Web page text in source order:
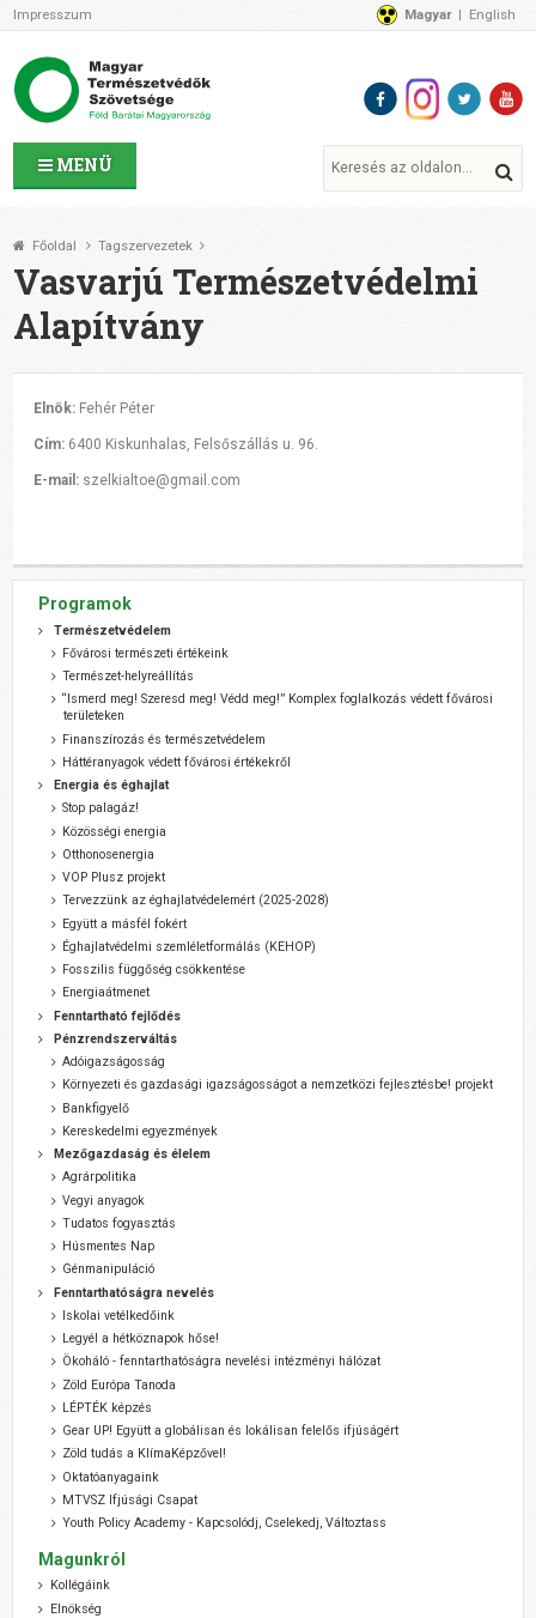
MENÜ
Impresszum Magyar English
Az MTVSZ-ről
Programok
MTVSZ ügyek és események
Tagszervezetek
Támogatóink
CSATLAKOZZ hozzánk!
Elérhetőségeink
Támogatás
Főoldal Tagszervezetek
Vasvarjú Természetvédelmi
Alapítvány
Elnök: Fehér Péter
Cím: 6400 Kiskunhalas, Felsőszállás u. 96.
E-mail: szelkialtoe@gmail.com
Programok
Természetvédelem
Fővárosi természeti értékeink
Természet-helyreállítás
“Ismerd meg! Szeresd meg! Védd meg!” Komplex foglalkozás védett fővárosi
területeken
Finanszírozás és természetvédelem
Háttéranyagok védett fővárosi értékekről
Energia és éghajlat
Stop palagáz!
Közösségi energia
Otthonosenergia
VOP Plusz projekt
Tervezzünk az éghajlatvédelemért (2025-2028)
Együtt a másfél fokért
Éghajlatvédelmi szemléletformálás (KEHOP)
Fosszilis függőség csökkentése
Energiaátmenet
Fenntartható fejlődés
Pénzrendszerváltás
Adóigazságosság
Környezeti és gazdasági igazságosságot a nemzetközi fejlesztésbe! projekt
Bankfigyelő
Kereskedelmi egyezmények
Mezőgazdaság és élelem
Agrárpolitika
Vegyi anyagok
Tudatos fogyasztás
Húsmentes Nap
Génmanipuláció
Fenntarthatóságra nevelés
Iskolai vetélkedőink
Legyél a hétköznapok hőse!
Ökoháló - fenntarthatóságra nevelési intézményi hálózat
Zöld Európa Tanoda
LÉPTÉK képzés
Gear UP! Együtt a globálisan és lokálisan felelős ifjúságért
Zöld tudás a KlímaKépzővel!
Oktatóanyagaink
MTVSZ Ifjúsági Csapat
Youth Policy Academy - Kapcsolódj, Cselekedj, Változtass
Magunkról
Kollégáink
Elnökség